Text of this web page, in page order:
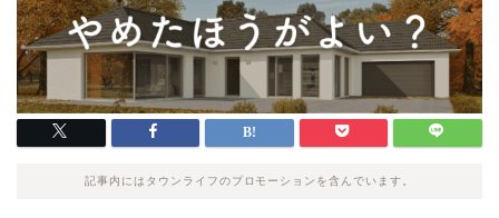
記事内にはタウンライフのプロモーションを含んでいます。